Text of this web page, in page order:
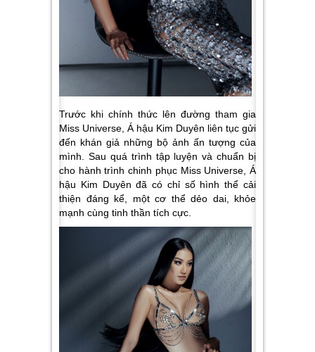
Trước khi chính thức lên đường tham gia
Miss Universe, Á hậu Kim Duyên liên tục gửi
đến khán giả những bộ ảnh ấn tượng của
mình. Sau quá trình tập luyện và chuẩn bị
cho hành trình chinh phục Miss Universe, Á
hậu Kim Duyên đã có chỉ số hình thể cải
thiện đáng kể, một cơ thể dẻo dai, khỏe
mạnh cùng tinh thần tích cực.